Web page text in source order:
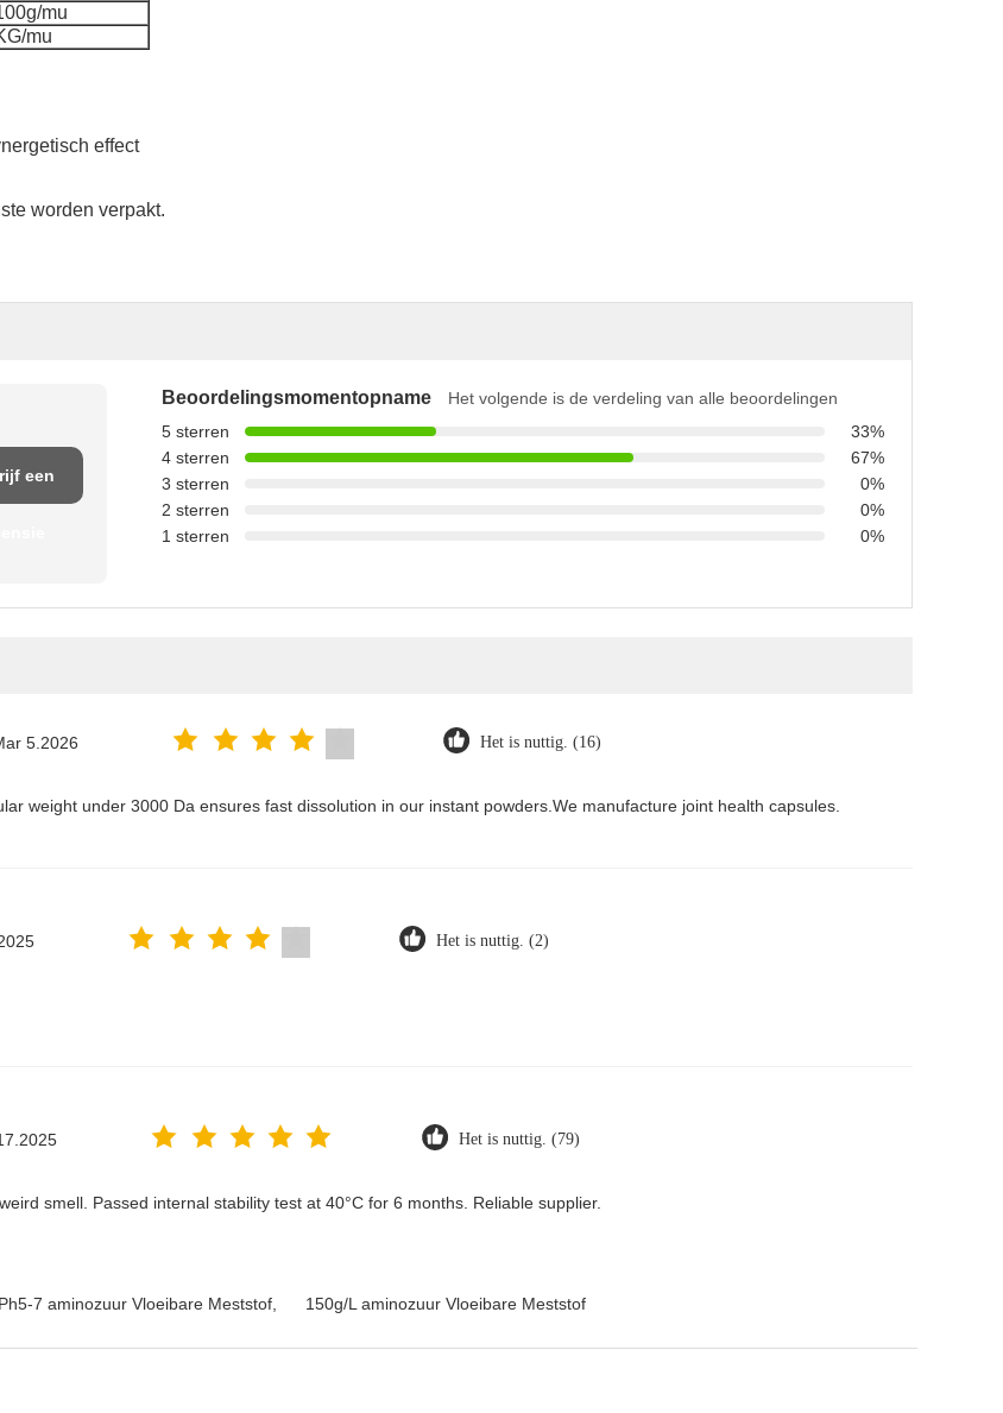
mu
mu
effect
worden verpakt.
een
Beoordelingsmomentopname
Het volgende is de verdeling van alle beoordelingen
5 sterren
33%
4 sterren
67%
3 sterren
0%
2 sterren
0%
1 sterren
0%
5.2026 Het is nuttig. (16)
weight under 3000 Da ensures fast dissolution in our instant powders.We manufacture joint health capsules.
Het is nuttig. (2)
Het is nuttig. (79)
smell. Passed internal stability test at 40°C for 6 months. Reliable supplier.
Ph5-7 aminozuur Vloeibare Meststof 150g/L aminozuur Vloeibare Meststof